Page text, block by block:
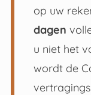
op uw
dagen
u niet het
wordt de